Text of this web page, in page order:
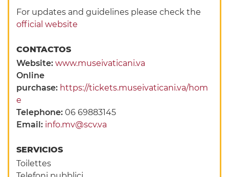
For updates and guidelines please check the
official website
CONTACTOS
Website:www.museivaticani.va
Online
purchase: https://tickets.museivaticani.va/hom
e
Telephone:06 69883145
Email: info.mv@scv.va
SERVICIOS
Toilettes